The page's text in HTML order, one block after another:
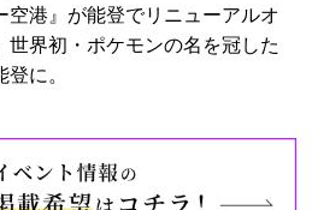
空港』が能登でリニューアルオ
世界初・ポケモンの名を冠した
に。